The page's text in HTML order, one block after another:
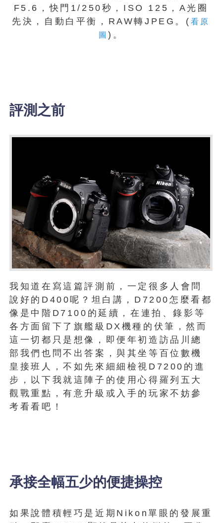
F5.6，快門1/250秒，ISO 125，A光圈
先決，自動白平衡，RAW轉JPEG。( 看原
圖 )。
評測之前
我知道在寫這篇評測前，一定很多人會問
說好的D400呢？坦白講，D7200怎麼看都
像是中階D7100的延續，在連拍、錄影等
各方面留下了旗艦級DX機種的伏筆，然而
這一切都只是想像，即便年初造訪品川總
部我們也問不出答案，與其坐等百位數機
皇接班人，不如先來細細檢視D7200的進
步，以下我就這陣子的使用心得羅列五大
觀戰重點，有意升級或入手的玩家不妨參
考看看吧！
承接全幅五少的便捷操控
如果說體積輕巧是近期Nikon單眼的發展重